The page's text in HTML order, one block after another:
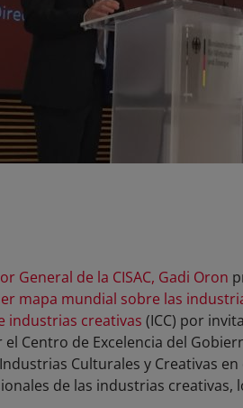
General de la CISAC, Gadi Oron
mapa mundial sobre las
industrias creativas (ICC) por
Centro de Excelencia del
Culturales y Creativas
de las industrias